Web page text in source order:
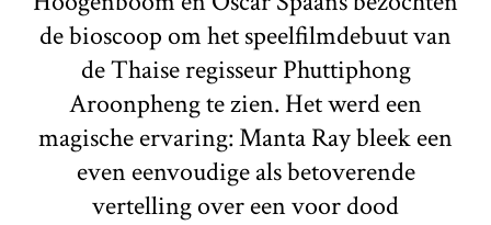
de bioscoop om het speelfilmdebuut van
de Thaise regisseur Phuttiphong
Aroonpheng te zien. Het werd een
magische ervaring: Manta Ray bleek een
even eenvoudige als betoverende
vertelling over een voor dood